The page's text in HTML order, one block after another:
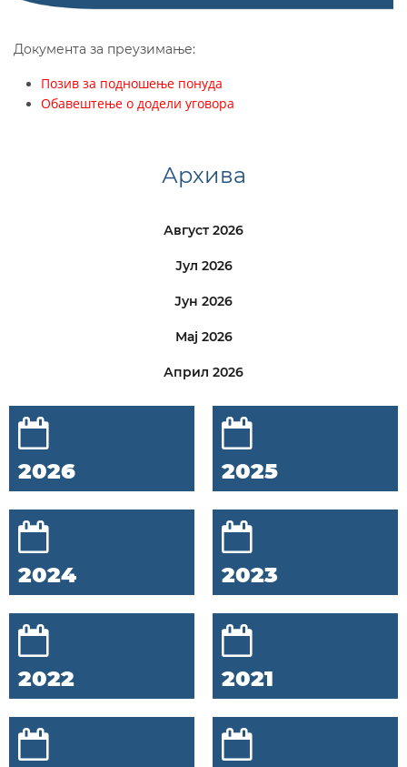
Документа за преузимање:
Позив за подношење понуда
Обавештење о додели уговора
Архива
Август 2026
Јул 2026
Јун 2026
Мај 2026
Април 2026
2026 2025
2024 2023
2022 2021